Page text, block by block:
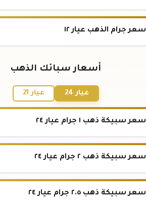
سعر جرام الذهب عيار ١٢
أسعار سبائك الذهب
عيار 24 عيار 21
سعر سبيكة ذهب ١ جرام عيار ٢٤
سعر سبيكة ذهب ٢ جرام عيار ٢٤
سعر سبيكة ذهب ٢.٥ جرام عيار ٢٤